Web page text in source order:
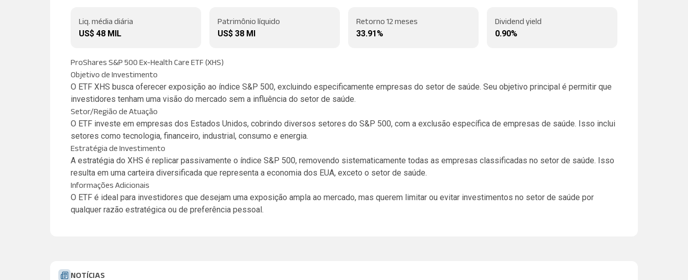
Liq. média diária
US$ 48 MIL
Patrimônio líquido
US$ 38 MI
Retorno 12 meses
33.91%
Dividend yield
0.90%
ProShares S&P 500 Ex-Health Care ETF (XHS)
Objetivo de Investimento
O ETF XHS busca oferecer exposição ao índice S&P 500, excluindo especificamente empresas do setor de saúde. Seu objetivo principal é permitir que
investidores tenham uma visão do mercado sem a influência do setor de saúde.
Setor/Região de Atuação
O ETF investe em empresas dos Estados Unidos, cobrindo diversos setores do S&P 500, com a exclusão específica de empresas de saúde. Isso inclui
setores como tecnologia, financeiro, industrial, consumo e energia.
Estratégia de Investimento
A estratégia do XHS é replicar passivamente o índice S&P 500, removendo sistematicamente todas as empresas classificadas no setor de saúde. Isso
resulta em uma carteira diversificada que representa a economia dos EUA, exceto o setor de saúde.
Informações Adicionais
O ETF é ideal para investidores que desejam uma exposição ampla ao mercado, mas querem limitar ou evitar investimentos no setor de saúde por
qualquer razão estratégica ou de preferência pessoal.
NOTÍCIAS